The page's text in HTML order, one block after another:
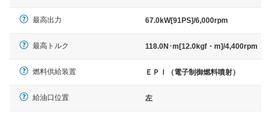
最高出力 67.0kW[91PS]/6,000rpm
最高トルク 118.0N･m[12.0kgf・m]/4,400rpm
燃料供給装置 ＥＰＩ（電子制御燃料噴射）
給油口位置 左